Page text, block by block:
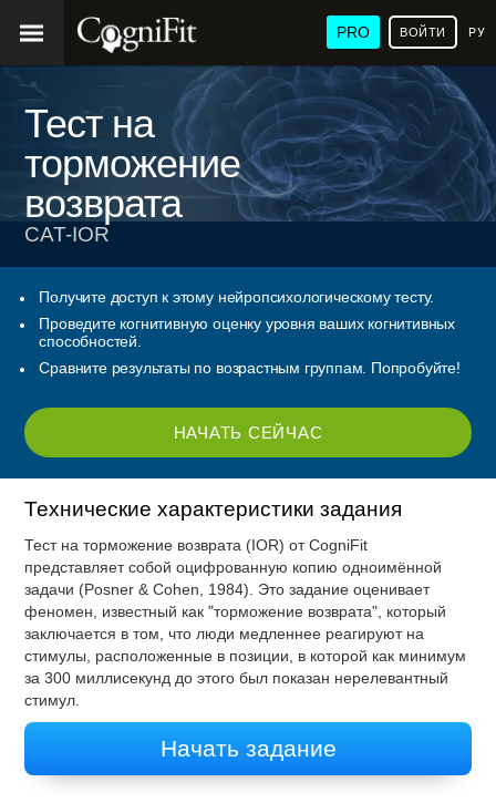
PRO ВОЙТИ
Тест на
торможение
возврата
CAT-IOR
Получите доступ к этому нейропсихологическому тесту.
Проведите когнитивную оценку уровня ваших когнитивных
способностей.
Сравните результаты по возрастным группам. Попробуйте!
НАЧАТЬ СЕЙЧАС
Технические характеристики задания
Тест на торможение возврата (IOR) от CogniFit
представляет собой оцифрованную копию одноимённой
задачи (Posner & Cohen, 1984). Это задание оценивает
феномен, известный как "торможение возврата", который
заключается в том, что люди медленнее реагируют на
стимулы, расположенные в позиции, в которой как минимум
за 300 миллисекунд до этого был показан нерелевантный
стимул.
Начать задание